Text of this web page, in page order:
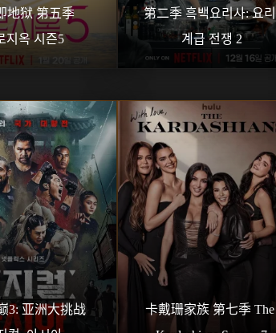
地狱 第五季
지옥 시즌5
第二季 흑백요리사: 요리
계급 전쟁 2
3: 亚洲大挑战
卡戴珊家族 第七季 The